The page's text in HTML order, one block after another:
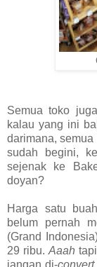
Semua toko
kalau yang ini
darimana,
sudah begini,
sejenak ke
doyan?
Harga satu
belum pernah
(Grand
29 ribu.Aaah